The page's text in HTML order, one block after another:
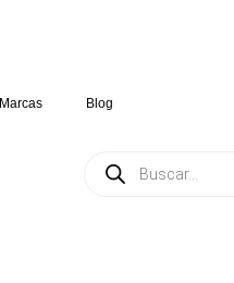
Marcas Blog